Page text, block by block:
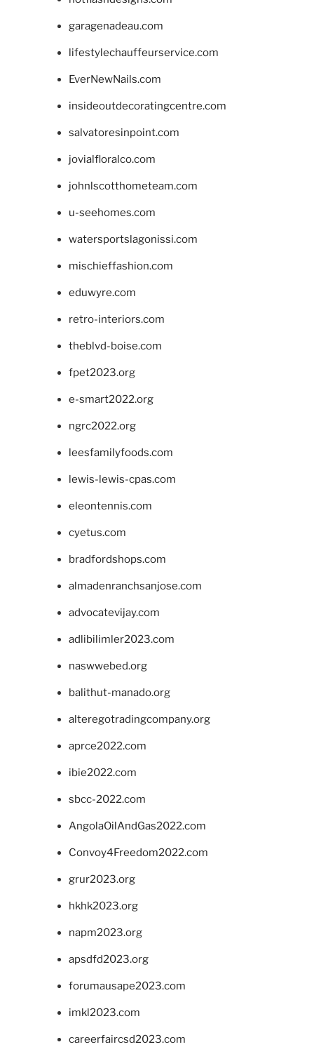
garagenadeau.com
lifestylechauffeurservice.com
EverNewNails.com
insideoutdecoratingcentre.com
salvatoresinpoint.com
jovialfloralco.com
johnlscotthometeam.com
u-seehomes.com
watersportslagonissi.com
mischieffashion.com
eduwyre.com
retro-interiors.com
theblvd-boise.com
fpet2023.org
e-smart2022.org
ngrc2022.org
leesfamilyfoods.com
lewis-lewis-cpas.com
eleontennis.com
cyetus.com
bradfordshops.com
almadenranchsanjose.com
advocatevijay.com
adlibilimler2023.com
naswwebed.org
balithut-manado.org
alteregotradingcompany.org
aprce2022.com
ibie2022.com
sbcc-2022.com
AngolaOilAndGas2022.com
Convoy4Freedom2022.com
grur2023.org
hkhk2023.org
napm2023.org
apsdfd2023.org
forumausape2023.com
imkl2023.com
careerfaircsd2023.com